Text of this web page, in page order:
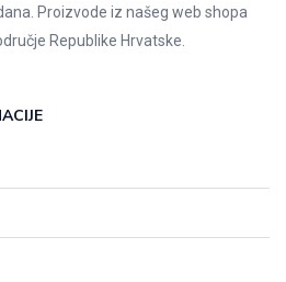
Proizvode iz našeg web shopa
Republike Hrvatske.